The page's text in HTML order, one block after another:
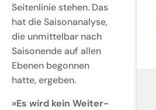
Seitenlinie stehen. Das
hat die Saisonanalyse,
die unmittelbar nach
Saisonende auf allen
Ebenen begonnen
hatte, ergeben.
»Es wird kein Weiter-